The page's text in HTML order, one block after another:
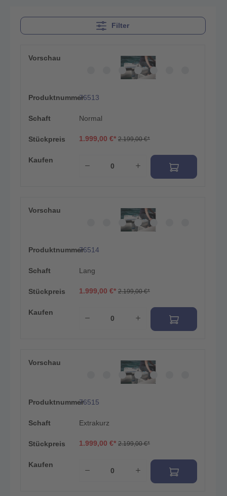
Filter
Vorschau
Produktnummer76513
Schaft Normal
Stückpreis 1.999,00 €* 2.199,00 €*
Kaufen
Vorschau
Produktnummer76514
Schaft Lang
Stückpreis 1.999,00 €* 2.199,00 €*
Kaufen
Vorschau
Produktnummer76515
Schaft Extrakurz
Stückpreis 1.999,00 €* 2.199,00 €*
Kaufen